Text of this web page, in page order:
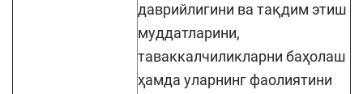
даврийлигини ва тақдим этиш
муддатларини,
таваккалчиликларни баҳолаш
ҳамда уларнинг фаолиятини